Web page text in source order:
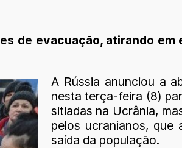
de evacuação, atirando
A Rússia anunciou a
nesta terça-feira (8)
sitiadas na Ucrânia,
pelos ucranianos, que
saída da população.